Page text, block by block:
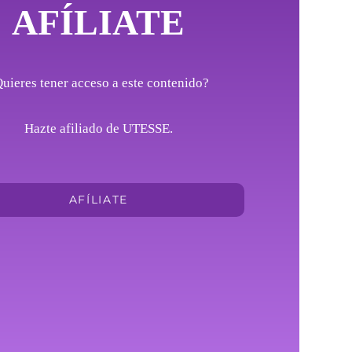
AFÍLIATE
tener acceso a este contenido?
Hazte afiliado de UTESSE.
AFÍLIATE